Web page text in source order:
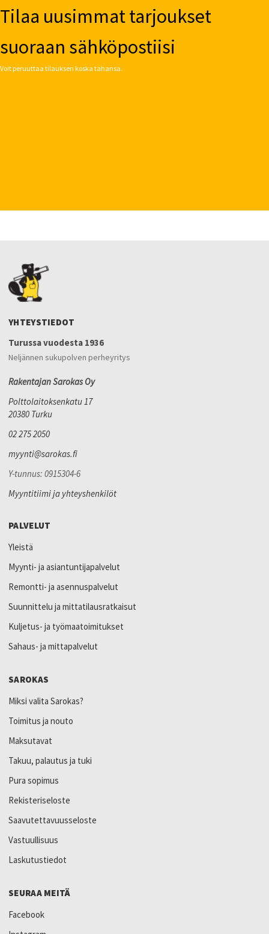
Tilaa uusimmat tarjoukset
suoraan sähköpostiisi
Voit peruuttaa tilauksen koska tahansa.
YHTEYSTIEDOT
Turussa vuodesta 1936
Neljännen sukupolven perheyritys
Rakentajan Sarokas Oy
Polttolaitoksenkatu 17
20380 Turku
02 275 2050
myynti@sarokas.fi
Y-tunnus: 0915304-6
Myyntitiimi ja yhteyshenkilöt
PALVELUT
Yleistä
Myynti- ja asiantuntijapalvelut
Remontti- ja asennuspalvelut
Suunnittelu ja mittatilausratkaisut
Kuljetus- ja työmaatoimitukset
Sahaus- ja mittapalvelut
SAROKAS
Miksi valita Sarokas?
Toimitus ja nouto
Maksutavat
Takuu, palautus ja tuki
Pura sopimus
Rekisteriseloste
Saavutettavuusseloste
Vastuullisuus
Laskutustiedot
SEURAA MEITÄ
Facebook